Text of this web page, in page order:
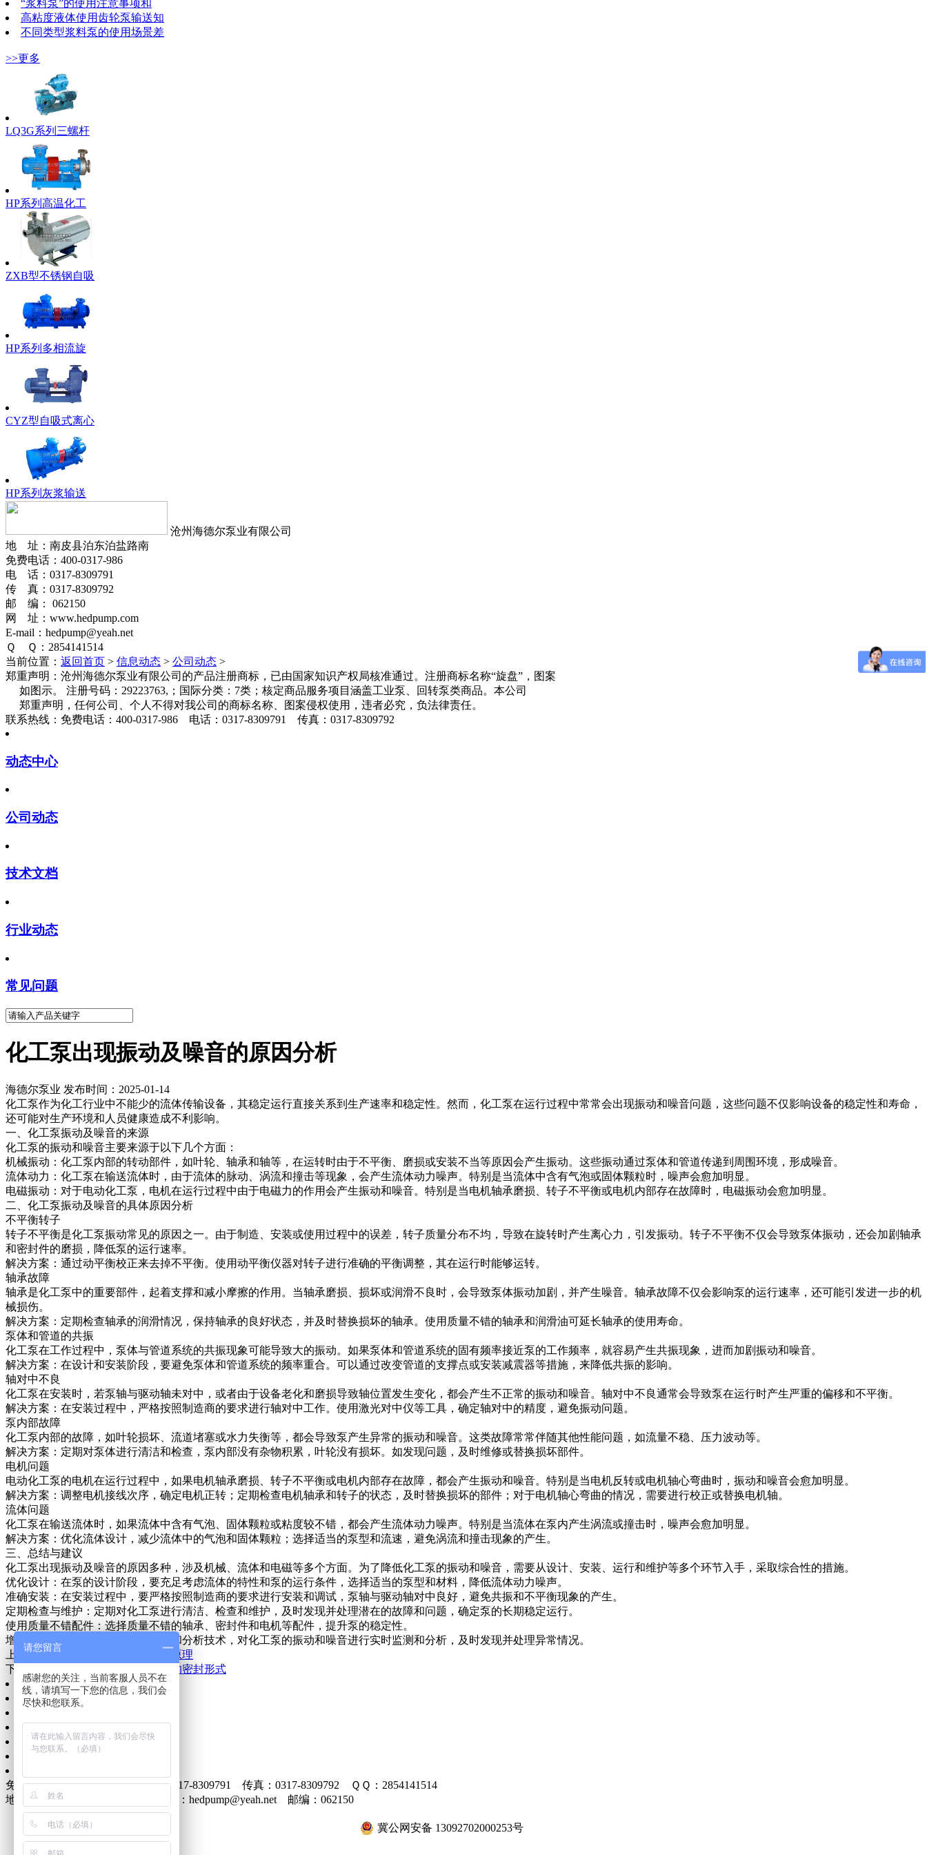
“浆料泵”的使用注意事项和
高粘度液体使用齿轮泵输送知
不同类型浆料泵的使用场景差
>>更多
LQ3G系列三螺杆
HP系列高温化工
ZXB型不锈钢自吸
HP系列多相流旋
CYZ型自吸式离心
HP系列灰浆输送
沧州海德尔泵业有限公司
地 址：南皮县泊东泊盐路南
免费电话：400-0317-986
电 话：0317-8309791
传 真：0317-8309792
邮 编： 062150
网 址：www.hedpump.com
E-mail：hedpump@yeah.net
Ｑ Ｑ：2854141514
当前位置： 返回首页 > 信息动态 > 公司动态 >
郑重声明： 沧州海德尔泵业有限公司的产品注册商标，已由国家知识产权局核准通过。注册商标名称“旋盘”，图案
如图示。 注册号码：29223763,；国际分类：7类；核定商品服务项目涵盖工业泵、回转泵类商品。本公司
郑重声明，任何公司、个人不得对我公司的商标名称、图案侵权使用，违者必究，负法律责任。
联系热线： 免费电话：400-0317-986 电话：0317-8309791 传真：0317-8309792
动态中心
公司动态
技术文档
行业动态
常见问题
化工泵出现振动及噪音的原因分析
海德尔泵业 发布时间：2025-01-14
化工泵作为化工行业中不能少的流体传输设备，其稳定运行直接关系到生产速率和稳定性。然而，化工泵在运行过程中常常会出现振动和噪音问题，这些问题不仅影响设备的稳定性和寿命，
还可能对生产环境和人员健康造成不利影响。
一、化工泵振动及噪音的来源
化工泵的振动和噪音主要来源于以下几个方面：
机械振动：化工泵内部的转动部件，如叶轮、轴承和轴等，在运转时由于不平衡、磨损或安装不当等原因会产生振动。这些振动通过泵体和管道传递到周围环境，形成噪音。
流体动力：化工泵在输送流体时，由于流体的脉动、涡流和撞击等现象，会产生流体动力噪声。特别是当流体中含有气泡或固体颗粒时，噪声会愈加明显。
电磁振动：对于电动化工泵，电机在运行过程中由于电磁力的作用会产生振动和噪音。特别是当电机轴承磨损、转子不平衡或电机内部存在故障时，电磁振动会愈加明显。
二、化工泵振动及噪音的具体原因分析
不平衡转子
转子不平衡是化工泵振动常见的原因之一。由于制造、安装或使用过程中的误差，转子质量分布不均，导致在旋转时产生离心力，引发振动。转子不平衡不仅会导致泵体振动，还会加剧轴承
和密封件的磨损，降低泵的运行速率。
解决方案：通过动平衡校正来去掉不平衡。使用动平衡仪器对转子进行准确的平衡调整，其在运行时能够运转。
轴承故障
轴承是化工泵中的重要部件，起着支撑和减小摩擦的作用。当轴承磨损、损坏或润滑不良时，会导致泵体振动加剧，并产生噪音。轴承故障不仅会影响泵的运行速率，还可能引发进一步的机
械损伤。
解决方案：定期检查轴承的润滑情况，保持轴承的良好状态，并及时替换损坏的轴承。使用质量不错的轴承和润滑油可延长轴承的使用寿命。
泵体和管道的共振
化工泵在工作过程中，泵体与管道系统的共振现象可能导致大的振动。如果泵体和管道系统的固有频率接近泵的工作频率，就容易产生共振现象，进而加剧振动和噪音。
解决方案：在设计和安装阶段，要避免泵体和管道系统的频率重合。可以通过改变管道的支撑点或安装减震器等措施，来降低共振的影响。
轴对中不良
化工泵在安装时，若泵轴与驱动轴未对中，或者由于设备老化和磨损导致轴位置发生变化，都会产生不正常的振动和噪音。轴对中不良通常会导致泵在运行时产生严重的偏移和不平衡。
解决方案：在安装过程中，严格按照制造商的要求进行轴对中工作。使用激光对中仪等工具，确定轴对中的精度，避免振动问题。
泵内部故障
化工泵内部的故障，如叶轮损坏、流道堵塞或水力失衡等，都会导致泵产生异常的振动和噪音。这类故障常常伴随其他性能问题，如流量不稳、压力波动等。
解决方案：定期对泵体进行清洁和检查，泵内部没有杂物积累，叶轮没有损坏。如发现问题，及时维修或替换损坏部件。
电机问题
电动化工泵的电机在运行过程中，如果电机轴承磨损、转子不平衡或电机内部存在故障，都会产生振动和噪音。特别是当电机反转或电机轴心弯曲时，振动和噪音会愈加明显。
解决方案：调整电机接线次序，确定电机正转；定期检查电机轴承和转子的状态，及时替换损坏的部件；对于电机轴心弯曲的情况，需要进行校正或替换电机轴。
流体问题
化工泵在输送流体时，如果流体中含有气泡、固体颗粒或粘度较不错，都会产生流体动力噪声。特别是当流体在泵内产生涡流或撞击时，噪声会愈加明显。
解决方案：优化流体设计，减少流体中的气泡和固体颗粒；选择适当的泵型和流速，避免涡流和撞击现象的产生。
三、总结与建议
化工泵出现振动及噪音的原因多种，涉及机械、流体和电磁等多个方面。为了降低化工泵的振动和噪音，需要从设计、安装、运行和维护等多个环节入手，采取综合性的措施。
优化设计：在泵的设计阶段，要充足考虑流体的特性和泵的运行条件，选择适当的泵型和材料，降低流体动力噪声。
准确安装：在安装过程中，要严格按照制造商的要求进行安装和调试，泵轴与驱动轴对中良好，避免共振和不平衡现象的产生。
定期检查与维护：定期对化工泵进行清洁、检查和维护，及时发现并处理潜在的故障和问题，确定泵的长期稳定运行。
使用质量不错配件：选择质量不错的轴承、密封件和电机等配件，提升泵的稳定性。
增加监测与分析：采用的振动监测和分析技术，对化工泵的振动和噪音进行实时监测和分析，及时发现并处理异常情况。
上一篇：纸浆泵的结构特点与结构原理
下一篇：
化工泵的机械设计中常用的密封形式
网站首页
公司简介
产品展示
质量服务
企业文化
免费电话：400-0317-986 电话：0317-8309791 传真：0317-8309792 ＱＱ：2854141514
地址：南皮县泊东泊盐路南 E-mail：hedpump@yeah.net 邮编：062150
冀公网安备 13092702000253号
请您留言
感谢您的关注，当前客服人员不在
线，请填写一下您的信息，我们会
尽快和您联系。